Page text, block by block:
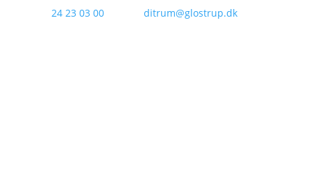
24 23 03 00Email: ditrum@glostrup.dk